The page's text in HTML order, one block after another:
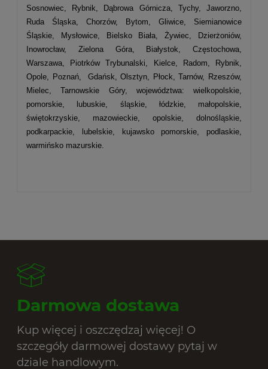
Sosnowiec, Rybnik, Dąbrowa Górnicza, Tychy, Jaworzno,
Ruda Śląska, Chorzów, Bytom, Gliwice, Siemianowice
Śląskie, Mysłowice, Bielsko Biała, Żywiec, Dzierżoniów,
Inowrocław, Zielona Góra, Białystok, Częstochowa,
Warszawa, Piotrków Trybunalski, Kielce, Radom, Rybnik,
Opole, Poznań, Gdańsk, Olsztyn, Płock, Tarnów, Rzeszów,
Mielec, Tarnowskie Góry, województwa: wielkopolskie,
pomorskie, lubuskie, śląskie, łódzkie, małopolskie,
świętokrzyskie, mazowieckie, opolskie, dolnośląskie,
podkarpackie, lubelskie, kujawsko pomorskie, podlaskie,
warmińsko mazurskie.
Darmowa dostawa
Kup więcej i oszczędzaj więcej! O
szczegóły darmowej dostawy pytaj w
dziale handlowym.